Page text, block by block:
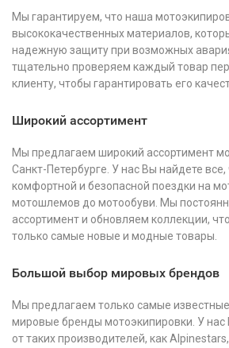
Мы гарантируем, что наша
высококачественных материалов,
надежную защиту при возможных
тщательно проверяем каждый товар
клиенту, чтобы гарантировать его
Широкий ассортимент
Мы предлагаем широкий ассортимент
Санкт-Петербурге. У нас Вы найдете
комфортной и безопасной поездки на
мотошлемов до мотообуви. Мы
ассортимент и обновляем коллекции,
только самые новые и модные товары.
Большой выбор мировых брендов
Мы предлагаем только самые
мировые бренды мотоэкипировки. У нас
от таких производителей, как